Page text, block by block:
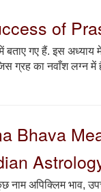
of
गए हैं. इस अध्याय
ग्रह का नवाँश लग्न
Bhava
अपिक्लिम भाव,